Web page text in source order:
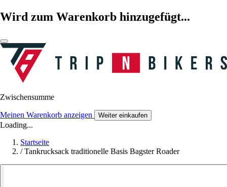
Wird zum Warenkorb hinzugefügt...
Zwischensumme
Meinen Warenkorb anzeigen Weiter einkaufen
Loading...
Startseite
/ Tankrucksack traditionelle Basis Bagster Roader